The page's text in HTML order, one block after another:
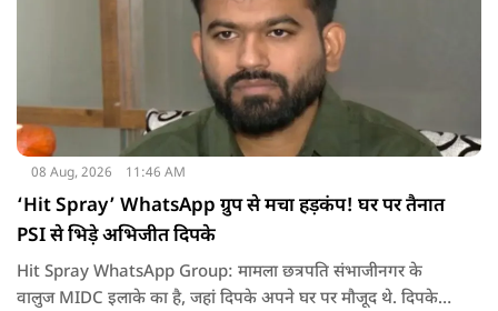
08 Aug, 2026 11:46 AM
‘Hit Spray’ WhatsApp ग्रुप से मचा हड़कंप! घर पर तैनात
PSI से भिड़े अभिजीत दिपके
Hit Spray WhatsApp Group: मामला छत्रपति संभाजीनगर के
वालुज MIDC इलाके का है, जहां दिपके अपने घर पर मौजूद थे. दिपके